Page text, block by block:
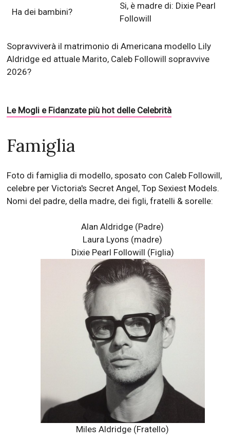
Ha dei bambini?
Si, è madre di: Dixie Pearl
Followill
Sopravviverà il matrimonio di Americana modello Lily
Aldridge ed attuale Marito, Caleb Followill sopravvive
2026?
Le Mogli e Fidanzate più hot delle Celebrità
Famiglia
Foto di famiglia di modello, sposato con Caleb Followill,
celebre per Victoria's Secret Angel, Top Sexiest Models.
Nomi del padre, della madre, dei figli, fratelli & sorelle:
Alan Aldridge (Padre)
Laura Lyons (madre)
Dixie Pearl Followill (Figlia)
Miles Aldridge (Fratello)